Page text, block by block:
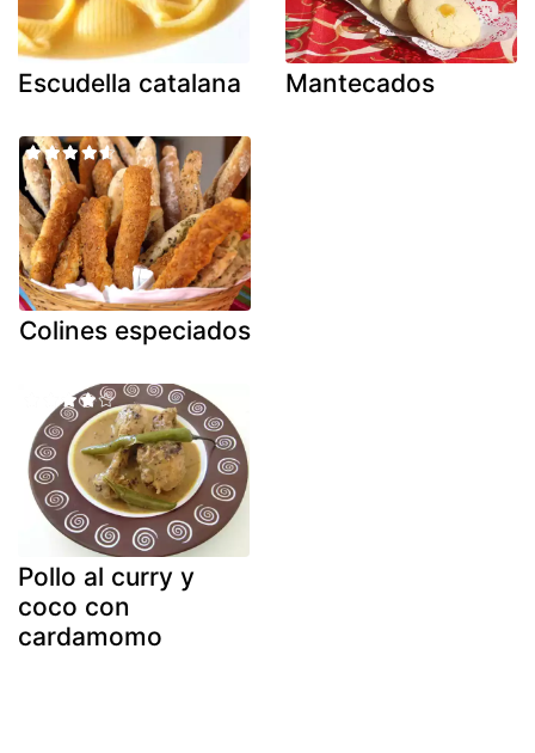
Escudella catalana Mantecados
Colines especiados
Pollo al curry y
coco con
cardamomo